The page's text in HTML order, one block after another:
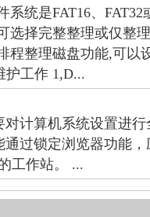
系统是FAT16、
选择完整整理或仅整
程整理磁盘功能,可以
护工作 1,D...
对计算机系统设置进
通过锁定浏览器功能
工作站。 ...